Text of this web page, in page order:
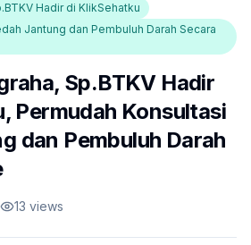
Hadir di KlikSehatku
Jantung dan Pembuluh Darah Secara
Sp.BTKV Hadir
Permudah Konsultasi
dan Pembuluh Darah
13 views